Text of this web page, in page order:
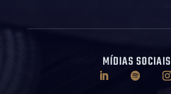
MÍDIAS SOCIAIS